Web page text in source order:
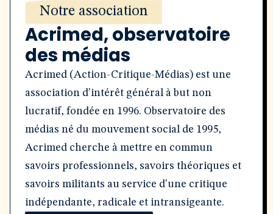
Notre association
Acrimed, observatoire
des médias
Acrimed (Action-Critique-Médias) est une
association d'intérêt général à but non
lucratif, fondée en 1996. Observatoire des
médias né du mouvement social de 1995,
Acrimed cherche à mettre en commun
savoirs professionnels, savoirs théoriques et
savoirs militants au service d'une critique
indépendante, radicale et intransigeante.